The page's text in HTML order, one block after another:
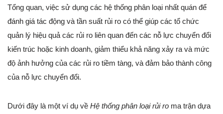
Tổng quan, việc sử dụng các hệ thống phân loại nhất quán để
đánh giá tác động và tần suất rủi ro có thể giúp các tổ chức
quản lý hiệu quả các rủi ro liên quan đến các nỗ lực chuyển đổi
kiến trúc hoặc kinh doanh, giảm thiểu khả năng xảy ra và mức
độ ảnh hưởng của các rủi ro tiềm tàng, và đảm bảo thành công
của nỗ lực chuyển đổi.
Dưới đây là một ví dụ về Hệ thống phân loại rủi ro ma trận dựa